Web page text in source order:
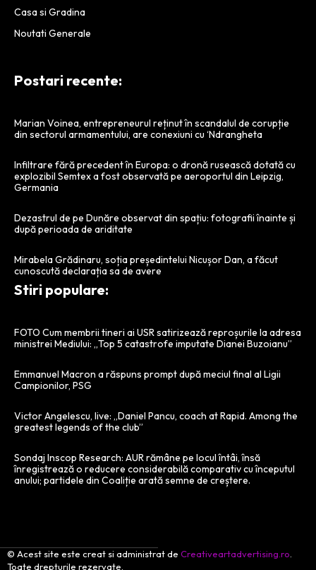
Casa si Gradina
Noutati Generale
Postari recente:
Marian Voinea, entrepreneurul reținut în scandalul de corupție
din sectorul armamentului, are conexiuni cu ‘Ndrangheta
Infiltrare fără precedent în Europa: o dronă rusească dotată cu
explozibil Semtex a fost observată pe aeroportul din Leipzig,
Germania
Dezastrul de pe Dunăre observat din spațiu: fotografii înainte și
după perioada de ariditate
Mirabela Grădinaru, soția președintelui Nicușor Dan, a făcut
cunoscută declarația sa de avere
Stiri populare:
FOTO Cum membrii tineri ai USR satirizează reproșurile la adresa
ministrei Mediului: „Top 5 catastrofe imputate Dianei Buzoianu”
Emmanuel Macron a răspuns prompt după meciul final al Ligii
Campionilor, PSG
Victor Angelescu, live: „Daniel Pancu, coach at Rapid. Among the
greatest legends of the club”
Sondaj Inscop Research: AUR rămâne pe locul întâi, însă
înregistrează o reducere considerabilă comparativ cu începutul
anului; partidele din Coaliție arată semne de creștere.
© Acest site este creat si administrat de Creativeartadvertising.ro.
Toate drepturile rezervate.